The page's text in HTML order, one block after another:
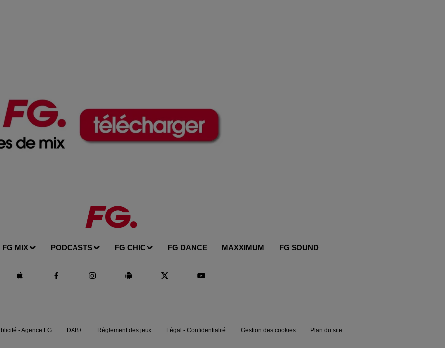
FG MIX PODCASTS FG CHIC FG DANCE MAXXIMUM FG SOUND
- Agence FG DAB+ Règlement des jeux Légal - Confidentialité Gestion des cookies Plan du site